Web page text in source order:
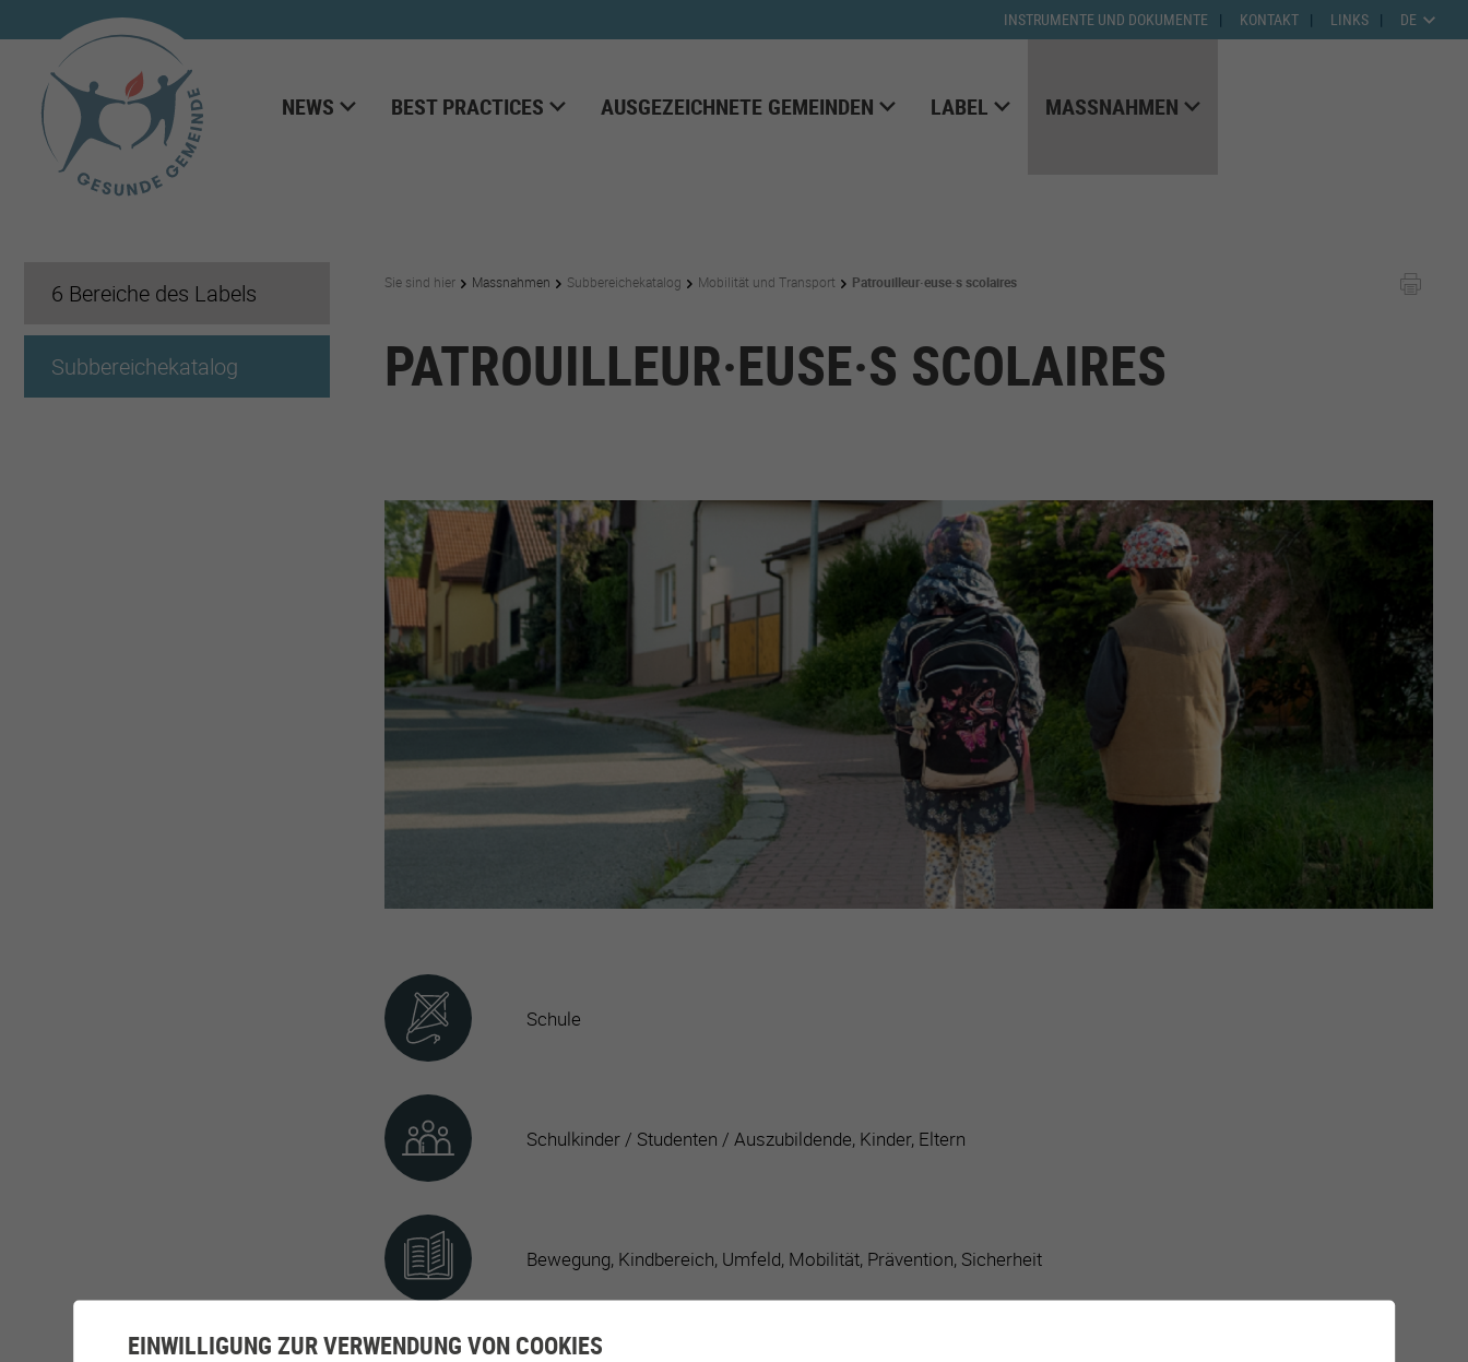
DE
INSTRUMENTE UND DOKUMENTE KONTAKT LINKS
NEWS BEST PRACTICES AUSGEZEICHNETE GEMEINDEN LABEL MASSNAHMEN
6 Bereiche des Labels
Subbereichekatalog
Sie sind hier Massnahmen Subbereichekatalog Mobilität und Transport Patrouilleur·euse·s scolaires
PATROUILLEUR·EUSE·S SCOLAIRES
Schule
Schulkinder / Studenten / Auszubildende, Kinder, Eltern
Bewegung, Kindbereich, Umfeld, Mobilität, Prävention, Sicherheit
EINWILLIGUNG ZUR VERWENDUNG VON COOKIES